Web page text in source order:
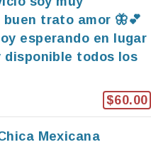
trato amor 🦋💕
esperando en lugar
disponible todos los
$60.00
Mexicana